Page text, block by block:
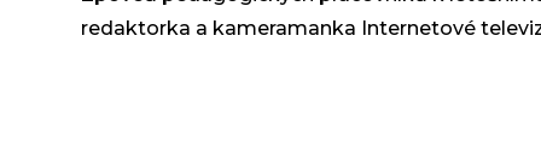
redaktorka a kameramanka Internetové